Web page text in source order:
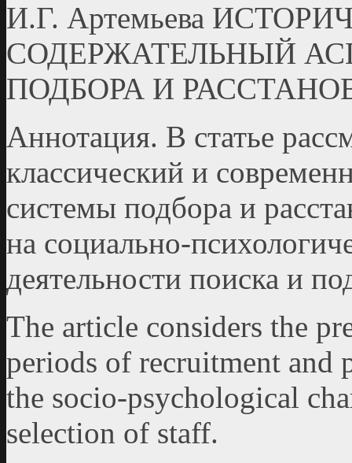
И.Г. Артемьева
СОДЕРЖАТЕЛЬНЫЙ
ПОДБОРА И
Аннотация. В статье
классический и
системы подбора и
на социально-
деятельности поиска и
The article considers the
periods of recruitment and
the socio-psychological
selection of staff.